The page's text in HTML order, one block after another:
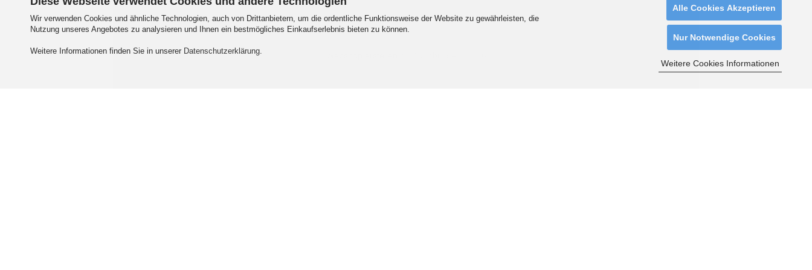
Wir verwenden Cookies und ähnliche Technologien, auch von Drittanbietern, um die ordentliche Funktionsweise der Website zu gewährleisten, die
Nutzung unseres Angebotes zu analysieren und Ihnen ein bestmögliches Einkaufserlebnis bieten zu können.
Weitere Informationen finden Sie in unserer Datenschutzerklärung
Alle Cookies Akzeptieren
Nur Notwendige Cookies
Weitere Cookies Informationen